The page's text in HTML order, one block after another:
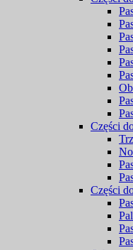
Części
Części